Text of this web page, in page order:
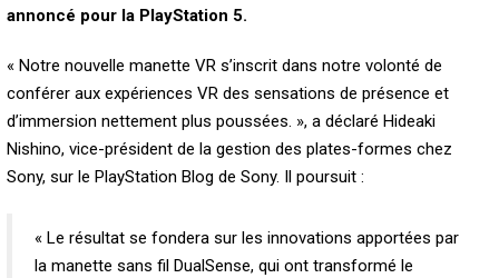
annoncé pour la PlayStation 5.
« Notre nouvelle manette VR s’inscrit dans notre volonté de
conférer aux expériences VR des sensations de présence et
d’immersion nettement plus poussées. », a déclaré Hideaki
Nishino, vice-président de la gestion des plates-formes chez
Sony, sur le PlayStation Blog de Sony. Il poursuit :
« Le résultat se fondera sur les innovations apportées par
la manette sans fil DualSense, qui ont transformé le